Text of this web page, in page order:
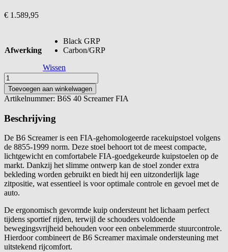
€ 1.589,95
Afwerking
Black GRP
Carbon/GRP
Wissen
Tillet
Stoel
B6S
44
Screamer
FIA
Toevoegen aan winkelwagen
Artikelnummer: B6S 40 Screamer FIA
Beschrijving
De B6 Screamer is een FIA-gehomologeerde racekuipstoel volgens
de 8855-1999 norm. Deze stoel behoort tot de meest compacte,
lichtgewicht en comfortabele FIA-goedgekeurde kuipstoelen op de
markt. Dankzij het slimme ontwerp kan de stoel zonder extra
bekleding worden gebruikt en biedt hij een uitzonderlijk lage
zitpositie, wat essentieel is voor optimale controle en gevoel met de
auto.
De ergonomisch gevormde kuip ondersteunt het lichaam perfect
tijdens sportief rijden, terwijl de schouders voldoende
bewegingsvrijheid behouden voor een onbelemmerde stuurcontrole.
Hierdoor combineert de B6 Screamer maximale ondersteuning met
uitstekend rijcomfort.